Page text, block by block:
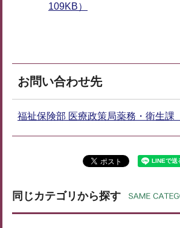
109KB）
お問い合わせ先
福祉保険部 医療政策局薬務・衛生課
同じカテゴリから探す